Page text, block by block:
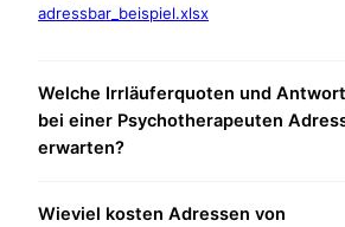
adressbar_beispiel.xlsx
Welche Irrläuferquoten und
bei einer Psychotherapeuten
erwarten?
Wieviel kosten Adressen von